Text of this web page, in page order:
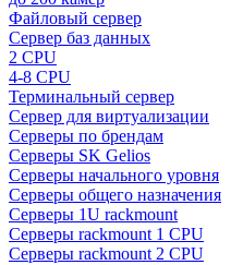
Файловый сервер
Сервер баз данных
2 CPU
4-8 CPU
Терминальный сервер
Сервер для виртуализации
Серверы по брендам
Серверы SK Gelios
Серверы начального уровня
Серверы общего назначения
Серверы 1U rackmount
Серверы rackmount 1 CPU
Серверы rackmount 2 CPU